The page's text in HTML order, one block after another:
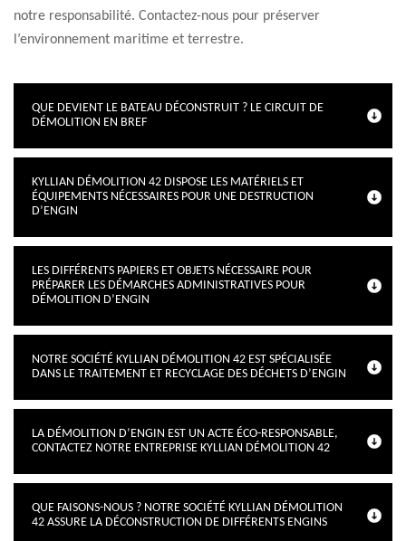
notre responsabilité. Contactez-nous pour préserver
l’environnement maritime et terrestre.
QUE DEVIENT LE BATEAU DÉCONSTRUIT ? LE CIRCUIT DE
DÉMOLITION EN BREF
KYLLIAN DÉMOLITION 42 DISPOSE LES MATÉRIELS ET
ÉQUIPEMENTS NÉCESSAIRES POUR UNE DESTRUCTION
D’ENGIN
LES DIFFÉRENTS PAPIERS ET OBJETS NÉCESSAIRE POUR
PRÉPARER LES DÉMARCHES ADMINISTRATIVES POUR
DÉMOLITION D’ENGIN
NOTRE SOCIÉTÉ KYLLIAN DÉMOLITION 42 EST SPÉCIALISÉE
DANS LE TRAITEMENT ET RECYCLAGE DES DÉCHETS D’ENGIN
LA DÉMOLITION D’ENGIN EST UN ACTE ÉCO-RESPONSABLE,
CONTACTEZ NOTRE ENTREPRISE KYLLIAN DÉMOLITION 42
QUE FAISONS-NOUS ? NOTRE SOCIÉTÉ KYLLIAN DÉMOLITION
42 ASSURE LA DÉCONSTRUCTION DE DIFFÉRENTS ENGINS